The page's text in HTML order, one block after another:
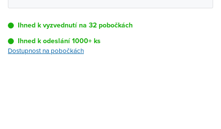
Ihned k vyzvednutí na 32 pobočkách
Ihned k odeslání 1000+ ks
Dostupnost na pobočkách